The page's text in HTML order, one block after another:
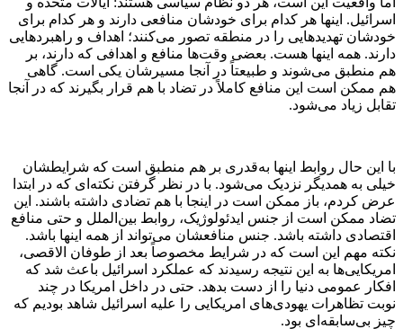
اسرائیل. اینها هر کدام برای خودشان منافعی دارند و هر کدام برای
خودشان تهدیدهایی را در منطقه تصور می‌کنند؛ اهداف و راهبردهایی
دارند. همه اینها هست. بعضی وقت‌ها منافع و اهدافی که دارند، بر
هم منطبق می‌شوند و طبیعتاً در آنجا مسیرشان یکی است. گاهی
هم ممکن است این منافع کاملاً در تضاد با هم قرار بگیرند که در آنجا
تقابل زیاد می‌شود.
با این حال روابط اینها به‌قدری بر هم منطبق است که شرایطشان
خیلی به همدیگر نزدیک می‌شود. با در نظر گرفتن نکته‌ای که در ابتدا
عرض کردم، باز ممکن است در اینجا با هم تضادی داشته باشند. این
تضاد ممکن است از جنس ایدئولوژیک، روابط بین‌الملل و حتی منافع
اقتصادی داشته باشد. جنس منافعشان می‌تواند از همه اینها باشد.
نکته مهم این است که در شرایط مخصوصاً بعد از طوفان الاقصی،
امریکایی‌ها به این نتیجه رسیدند که عملکرد اسرائیل باعث شد که
افکار عمومی دنیا را از دست بدهد. حتی در داخل امریکا در چند
نوبت تظاهرات یهودی‌های امریکایی را علیه اسرائیل شاهد بودیم که
چیز بی‌سابقه‌ای بود.